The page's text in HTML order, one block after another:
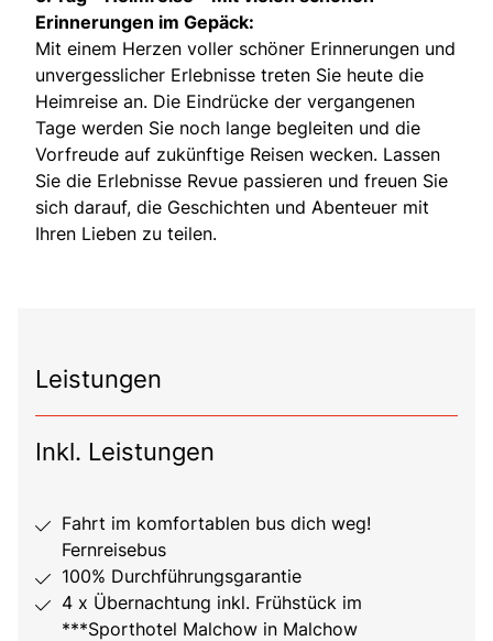
Erinnerungen im Gepäck:
Mit einem Herzen voller schöner Erinnerungen und
unvergesslicher Erlebnisse treten Sie heute die
Heimreise an. Die Eindrücke der vergangenen
Tage werden Sie noch lange begleiten und die
Vorfreude auf zukünftige Reisen wecken. Lassen
Sie die Erlebnisse Revue passieren und freuen Sie
sich darauf, die Geschichten und Abenteuer mit
Ihren Lieben zu teilen.
Leistungen
Inkl. Leistungen
Fahrt im komfortablen bus dich weg!
Fernreisebus
100% Durchführungsgarantie
4 x Übernachtung inkl. Frühstück im
***Sporthotel Malchow in Malchow